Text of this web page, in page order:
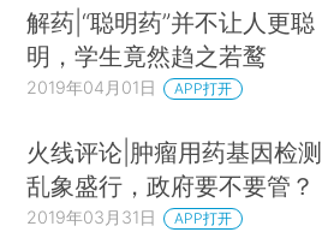
解药|“聪明药”并不让人更聪
明，学生竟然趋之若鹜
2019年04月01日 APP打开
火线评论|肿瘤用药基因检测
乱象盛行，政府要不要管？
2019年03月31日 APP打开